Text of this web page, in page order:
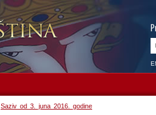
Saziv od 3. juna 2016. godine